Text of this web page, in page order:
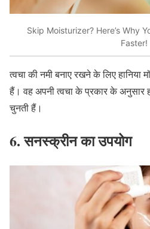
Skip Moisturizer? Here’s Why
Faster!
त्वचा की नमी बनाए रखने के लिए हानिया
हैं। वह अपनी त्वचा के प्रकार के अनुसार
चुनती हैं।
6.सनस्क्रीनकाउपयोग